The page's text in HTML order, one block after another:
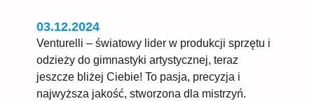
03.12.2024
Venturelli – światowy lider w produkcji sprzętu i
odzieży do gimnastyki artystycznej, teraz
jeszcze bliżej Ciebie! To pasja, precyzja i
najwyższa jakość, stworzona dla mistrzyń.